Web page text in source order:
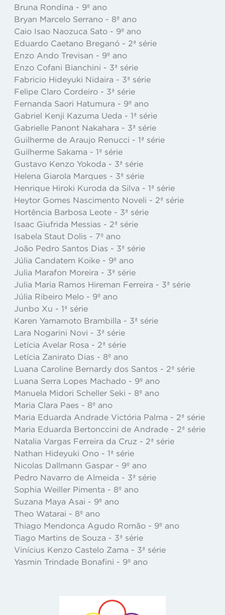
Bruna Rondina - 9º ano
Bryan Marcelo Serrano - 8º ano
Caio Isao Naozuca Sato - 9º ano
Eduardo Caetano Breganó - 2ª série
Enzo Ando Trevisan - 9º ano
Enzo Cofani Bianchini - 3ª série
Fabricio Hideyuki Nidaira - 3ª série
Felipe Claro Cordeiro - 3ª série
Fernanda Saori Hatumura - 9º ano
Gabriel Kenji Kazuma Ueda - 1ª série
Gabrielle Panont Nakahara - 3ª série
Guilherme de Araujo Renucci - 1ª série
Guilherme Sakama - 1ª série
Gustavo Kenzo Yokoda - 3ª série
Helena Giarola Marques - 3ª série
Henrique Hiroki Kuroda da Silva - 1ª série
Heytor Gomes Nascimento Noveli - 2ª série
Hortência Barbosa Leote - 3ª série
Isaac Giufrida Messias - 2ª série
Isabela Staut Dolis - 7º ano
João Pedro Santos Dias - 3ª série
Júlia Candatem Koike - 9º ano
Julia Marafon Moreira - 3ª série
Julia Maria Ramos Hireman Ferreira - 3ª série
Júlia Ribeiro Melo - 9º ano
Junbo Xu - 1ª série
Karen Yamamoto Brambilla - 3ª série
Lara Nogarini Novi - 3ª série
Letícia Avelar Rosa - 2ª série
Letícia Zanirato Dias - 8º ano
Luana Caroline Bernardy dos Santos - 2ª série
Luana Serra Lopes Machado - 9º ano
Manuela Midori Scheller Seki - 8º ano
Maria Clara Paes - 8º ano
Maria Eduarda Andrade Victória Palma - 2ª série
Maria Eduarda Bertonccini de Andrade - 2ª série
Natalia Vargas Ferreira da Cruz - 2ª série
Nathan Hideyuki Ono - 1ª série
Nicolas Dallmann Gaspar - 9º ano
Pedro Navarro de Almeida - 3ª série
Sophia Weiller Pimenta - 8º ano
Suzana Maya Asai - 9º ano
Theo Watarai - 8º ano
Thiago Mendonça Agudo Romão - 9º ano
Tiago Martins de Souza - 3ª série
Vinícius Kenzo Castelo Zama - 3ª série
Yasmin Trindade Bonafini - 9º ano